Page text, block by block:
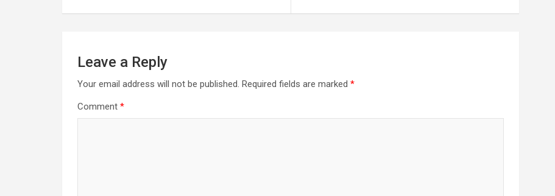
Leave a Reply
Your email address will not be published. Required fields are marked *
Comment *